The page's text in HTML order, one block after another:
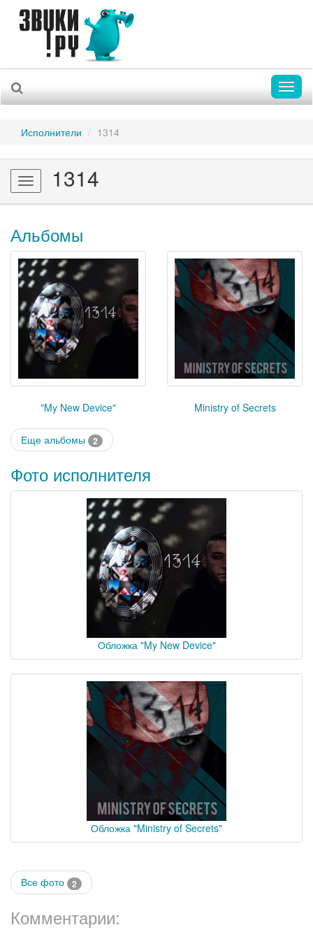
Исполнители 1314
Toggle
navigation
1314
Альбомы
"My New Device" Ministry of Secrets
Еще альбомы 2
Фото исполнителя
Обложка "My New Device"
Обложка "Ministry of Secrets"
Все фото 2
Комментарии: